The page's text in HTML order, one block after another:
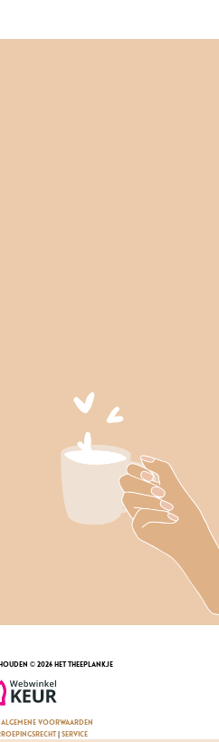
© 2026 Het Theeplankje
algemene voorwaarden
|service